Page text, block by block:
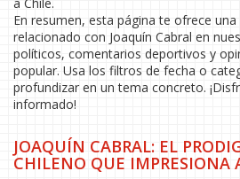
En resumen, esta página te ofrece
relacionado con Joaquín Cabral en
políticos, comentarios deportivos y
popular. Usa los filtros de fecha o
profundizar en un tema concreto.
informado!
JOAQUÍN CABRAL: EL
CHILENO QUE IMPRESIONA